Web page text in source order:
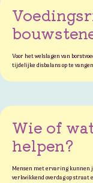
Voor het welslagen van
tijdelijke disbalans op te
Wie of
helpen?
Mensen met ervaring kunnen
verkwikkend overdag op